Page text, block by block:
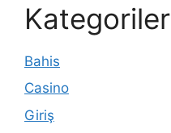
Kategoriler
Bahis
Casino
Giriş